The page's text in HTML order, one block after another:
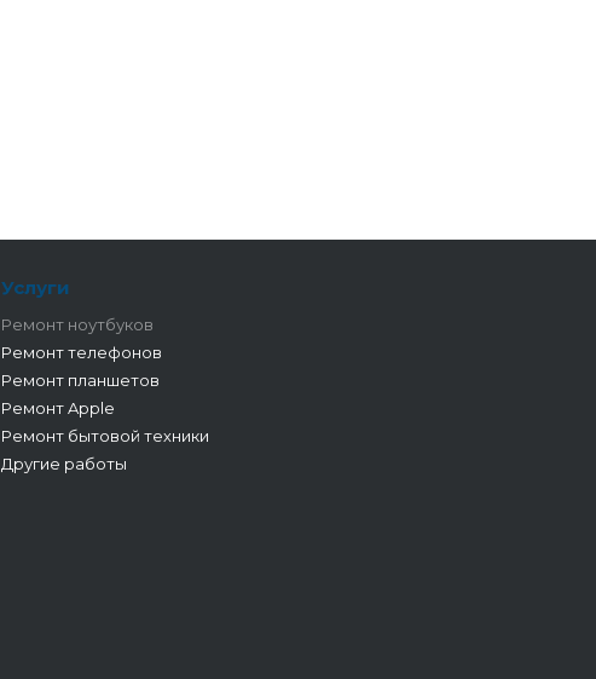
Услуги
Ремонт ноутбуков
Ремонт телефонов
Ремонт планшетов
Ремонт Apple
Ремонт бытовой техники
Другие работы